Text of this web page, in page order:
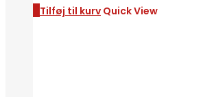
Tilføj til kurv Quick View